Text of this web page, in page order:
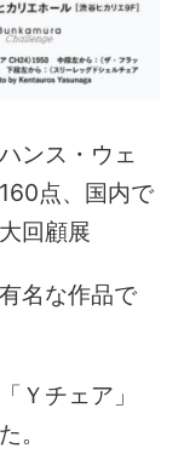
ンス・ウェ
点、国内で
回顧展
名な作品で
Ｙチェア」
。